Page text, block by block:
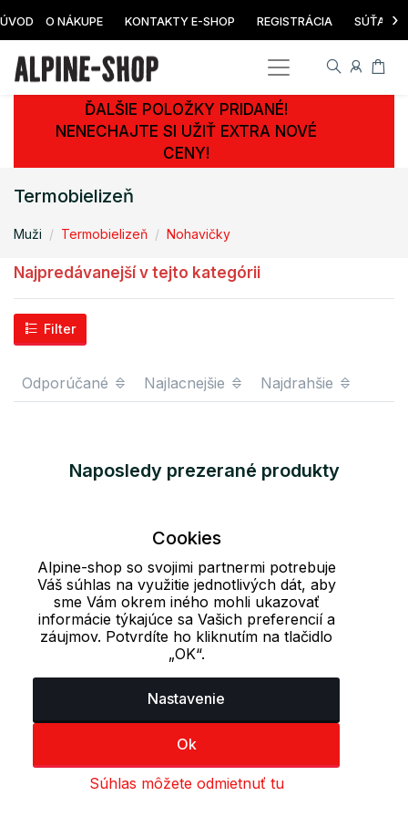
ÚVOD O NÁKUPE KONTAKTY E-SHOP REGISTRÁCIA SÚŤAŽ ›
ĎALŠIE POLOŽKY PRIDANÉ!
NENECHAJTE SI UŽIŤ EXTRA NOVÉ
CENY!
Termobielizeň
Muži Termobielizeň Nohavičky
Najpredávanejší v tejto kategórii
Filter
Odporúčané Najlacnejšie Najdrahšie
Naposledy prezerané produkty
Cookies
Alpine-shop so svojimi partnermi potrebuje
Váš súhlas na využitie jednotlivých dát, aby
sme Vám okrem iného mohli ukazovať
informácie týkajúce sa Vašich preferencií a
záujmov. Potvrdíte ho kliknutím na tlačidlo
„OK“.
Nastavenie
Ok
Súhlas môžete odmietnuť tu